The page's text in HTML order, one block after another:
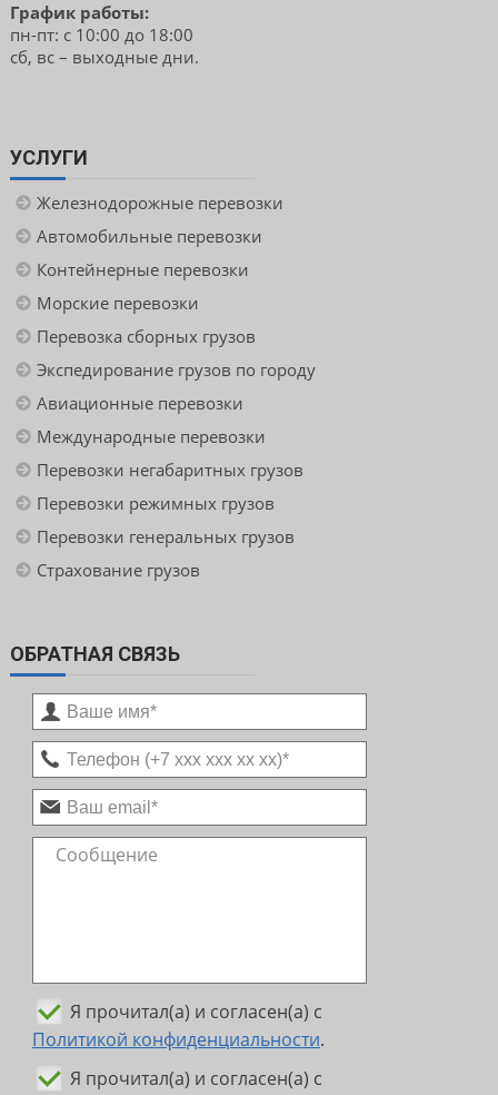
График работы:
пн-пт: с 10:00 до 18:00
сб, вс – выходные дни.
УСЛУГИ
Железнодорожные перевозки
Автомобильные перевозки
Контейнерные перевозки
Морские перевозки
Перевозка сборных грузов
Экспедирование грузов по городу
Авиационные перевозки
Международные перевозки
Перевозки негабаритных грузов
Перевозки режимных грузов
Перевозки генеральных грузов
Страхование грузов
ОБРАТНАЯ СВЯЗЬ
Я прочитал(а) и согласен(а) с
Политикой конфиденциальности.
Я прочитал(а) и согласен(а) с